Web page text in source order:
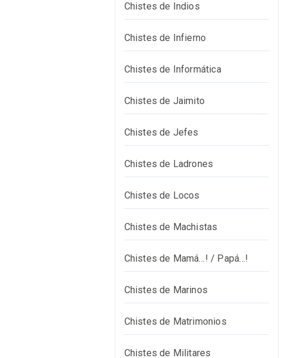
Chistes de Indios
Chistes de Infierno
Chistes de Informática
Chistes de Jaimito
Chistes de Jefes
Chistes de Ladrones
Chistes de Locos
Chistes de Machistas
Chistes de Mamá…! / Papá…!
Chistes de Marinos
Chistes de Matrimonios
Chistes de Militares